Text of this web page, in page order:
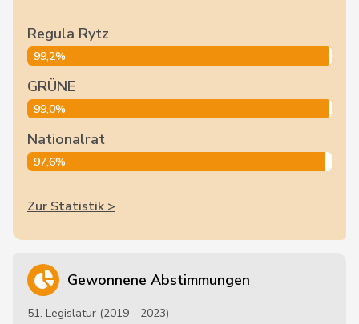
Regula Rytz
99,2%
GRÜNE
99,0%
Nationalrat
97,6%
Zur Statistik >
Gewonnene Abstimmungen
51. Legislatur (2019 - 2023)